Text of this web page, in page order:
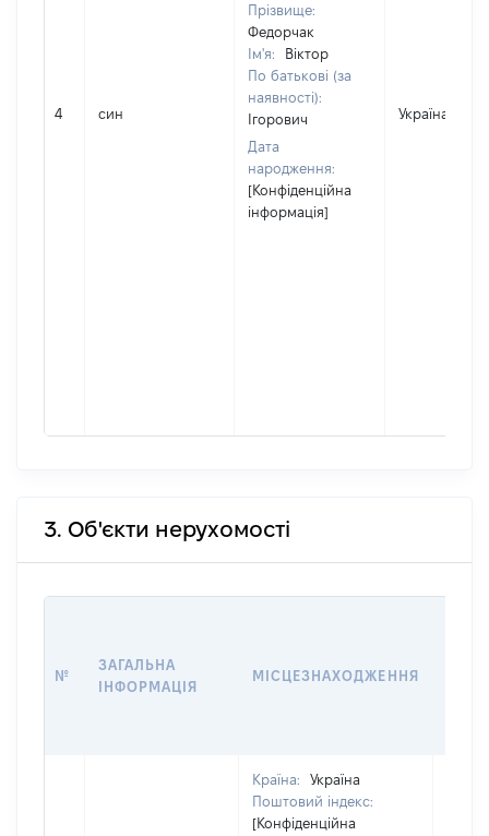
4 син
Прізвище:
Федорчак
Ім'я:
Віктор
По батькові (за
наявності):
Ігорович
Дата
народження:
[Конфіденційна
інформація]
Україна
3. Об'єкти нерухомості
№
ЗАГАЛЬНА
ІНФОРМАЦІЯ
МІСЦЕЗНАХОДЖЕННЯ
Країна:
Україна
Поштовий індекс:
[Конфіденційна